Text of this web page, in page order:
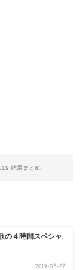
結果まとめ
の４時間スペシャ
2019-05-27